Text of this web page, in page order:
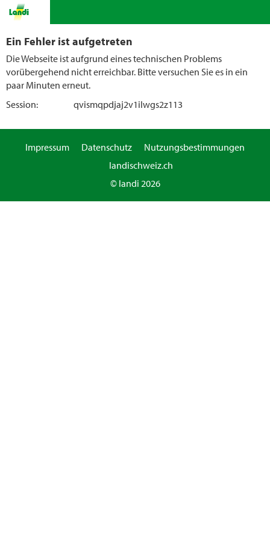
Ein Fehler ist aufgetreten
Die Webseite ist aufgrund eines technischen Problems
vorübergehend nicht erreichbar. Bitte versuchen Sie es in ein
paar Minuten erneut.
Session:
qvismqpdjaj2v1ilwgs2z113
Impressum Datenschutz
Nutzungsbestimmungen
landischweiz.ch
© landi 2026